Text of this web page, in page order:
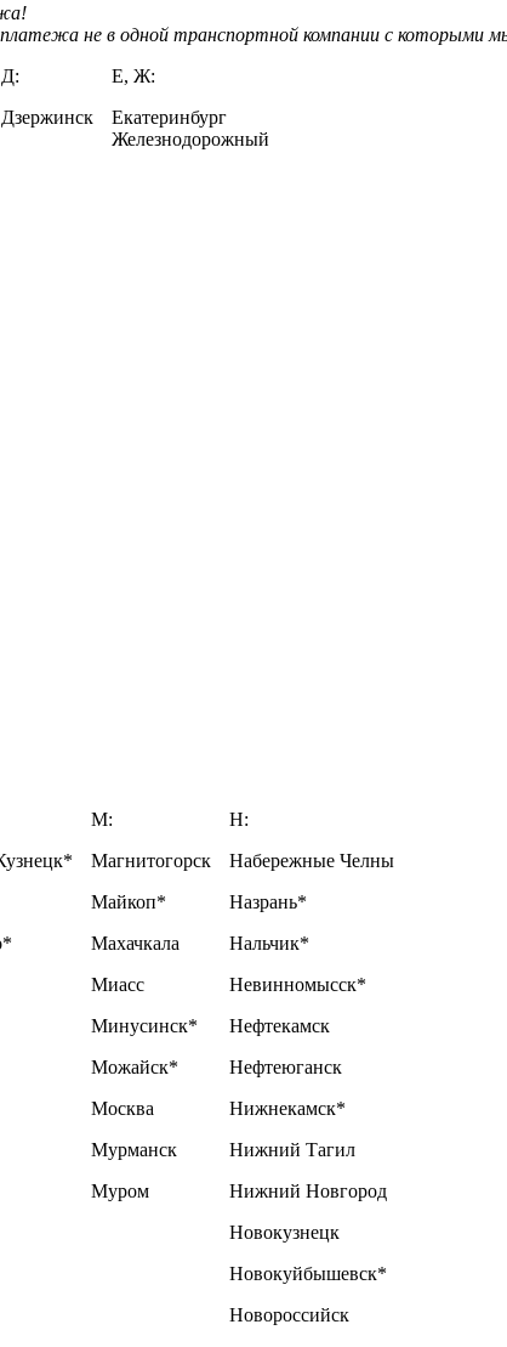
не в одной транспортной компании с которыми
Д:
Дзержинск
Е, Ж:
Екатеринбург
Железнодорожный
М:
Магнитогорск
Майкоп*
Махачкала
Миасс
Минусинск*
Можайск*
Москва
Мурманск
Муром
Н:
Набережные Челны
Назрань*
Нальчик*
Невинномысск*
Нефтекамск
Нефтеюганск
Нижнекамск*
Нижний Тагил
Нижний Новгород
Новокузнецк
Новокуйбышевск*
Новороссийск